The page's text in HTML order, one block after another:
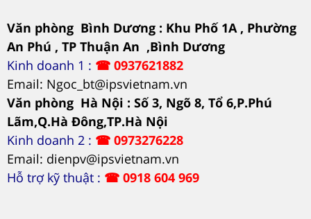
Văn phòng Bình Dương : Khu Phố 1A , Phường
An Phú , TP Thuận An ,Bình Dương
Kinh doanh 1 : ☎ 0937621882
Email: Ngoc_bt@ipsvietnam.vn
Văn phòng Hà Nội : Số 3, Ngõ 8, Tổ 6,P.Phú
Lãm,Q.Hà Đông,TP.Hà Nội
Kinh doanh 2 : ☎ 0973276228
Email: dienpv@ipsvietnam.vn
Hỗ trợ kỹ thuật : ☎ 0918 604 969